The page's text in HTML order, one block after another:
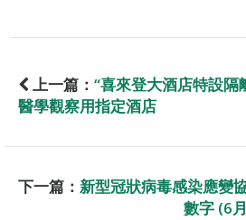
上一篇： “喜來登大酒店特設隔
醫學觀察用指定酒店
下一篇： 新型冠狀病毒感染應變
數字 (6